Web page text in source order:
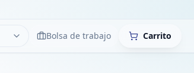
LimpiarBolsa de trabajo Carrito